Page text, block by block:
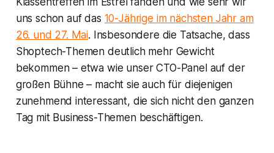
uns schon auf das 10-Jährige im nächsten Jahr am
26. und 27. Mai. Insbesondere die Tatsache, dass
Shoptech-Themen deutlich mehr Gewicht
bekommen – etwa wie unser CTO-Panel auf der
großen Bühne – macht sie auch für diejenigen
zunehmend interessant, die sich nicht den ganzen
Tag mit Business-Themen beschäftigen.